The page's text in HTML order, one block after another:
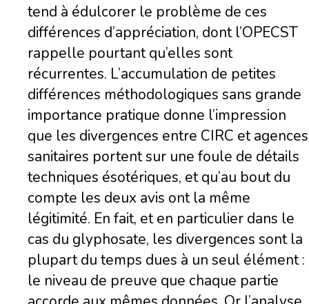
tend à édulcorer le problème de ces
différences d’appréciation, dont l’OPECST
rappelle pourtant qu’elles sont
récurrentes. L’accumulation de petites
différences méthodologiques sans grande
importance pratique donne l’impression
que les divergences entre CIRC et agences
sanitaires portent sur une foule de détails
techniques ésotériques, et qu’au bout du
compte les deux avis ont la même
légitimité. En fait, et en particulier dans le
cas du glyphosate, les divergences sont la
plupart du temps dues à un seul élément :
le niveau de preuve que chaque partie